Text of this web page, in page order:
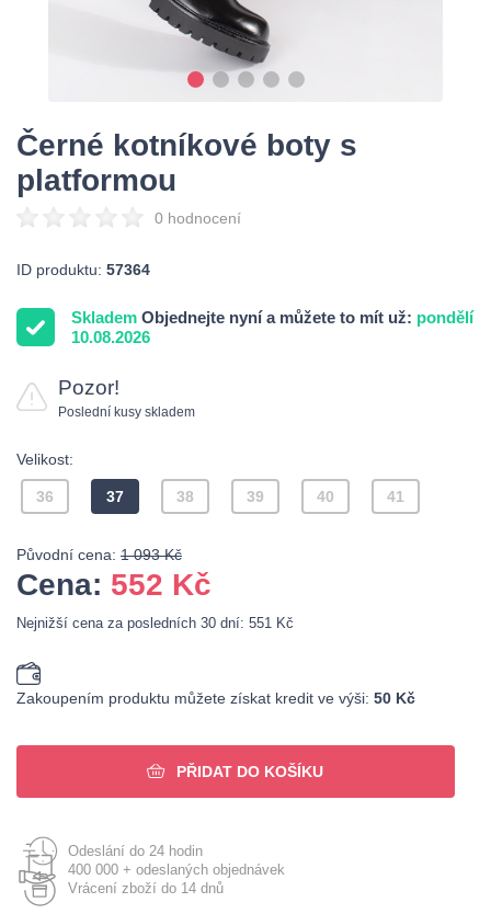
Černé kotníkové boty s
platformou
0 hodnocení
ID produktu: 57364
Skladem Objednejte nyní a můžete to mít už: pondělí
10.08.2026
Pozor!
Poslední kusy skladem
Velikost:
36 37 38 39 40 41
Původní cena: 1 093 Kč
Cena: 552 Kč
Nejnižší cena za posledních 30 dní: 551 Kč
Zakoupením produktu můžete získat kredit ve výši: 50 Kč
PŘIDAT DO KOŠÍKU
Odeslání do 24 hodin
400 000 + odeslaných objednávek
Vrácení zboží do 14 dnů